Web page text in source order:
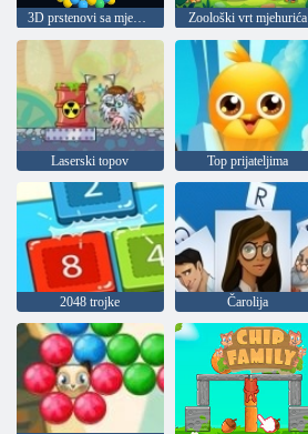
Zoološki vrt mjehurića
Laserski topov Top prijateljima
2048 trojke Čarolija